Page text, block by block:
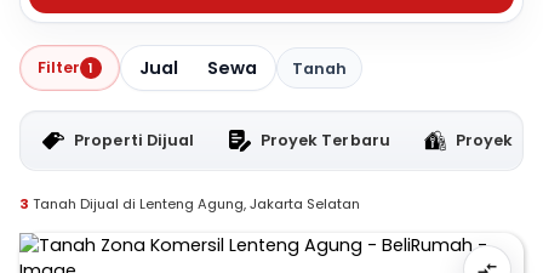
Filter 1 Jual Sewa Tanah
Properti Dijual Proyek Terbaru Proyek
3 Tanah Dijual di Lenteng Agung, Jakarta Selatan